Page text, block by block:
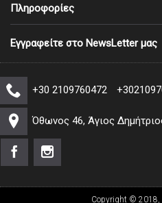
Πληροφορίες
Εγγραφείτε στο NewsLetter μας
+30 2109760472
Όθωνος 46, Άγιος
Copyright © 2018,